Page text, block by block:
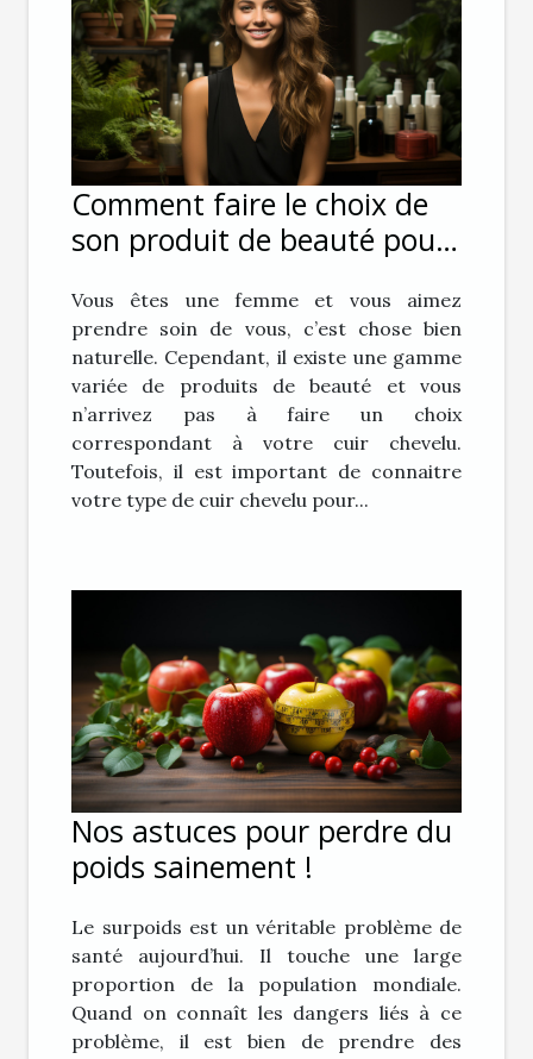
Comment faire le choix de
son produit de beauté pour
Vous êtes une femme et vous aimez
prendre soin de vous, c’est chose bien
naturelle. Cependant, il existe une gamme
variée de produits de beauté et vous
n’arrivez pas à faire un choix
correspondant à votre cuir chevelu.
Toutefois, il est important de connaitre
votre type de cuir chevelu pour...
Nos astuces pour perdre du
poids sainement !
Le surpoids est un véritable problème de
santé aujourd’hui. Il touche une large
proportion de la population mondiale.
Quand on connaît les dangers liés à ce
problème, il est bien de prendre des